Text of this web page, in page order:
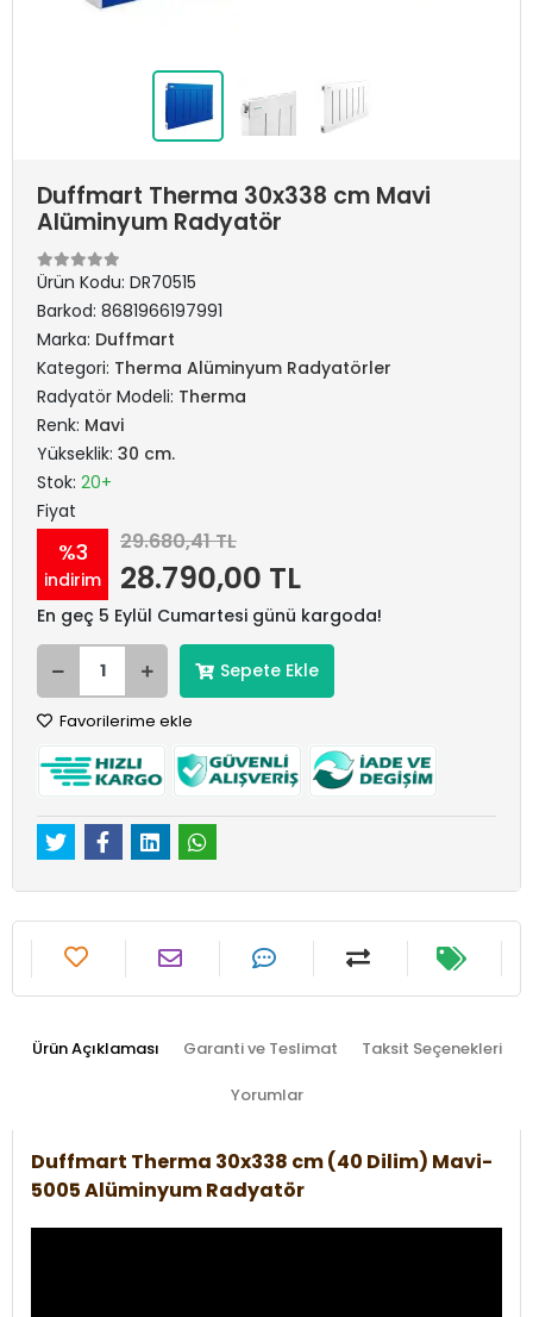
Duffmart Therma 30x338 cm Mavi
Alüminyum Radyatör
Ürün Kodu: DR70515
Barkod: 8681966197991
Marka: Duffmart
Kategori: Therma Alüminyum Radyatörler
Radyatör Modeli: Therma
Renk: Mavi
Yükseklik: 30 cm.
Stok: 20+
Fiyat
%3
indirim
29.680,41 TL
28.790,00 TL
En geç 5 Eylül Cumartesi günü kargoda!
Sepete Ekle
Favorilerime ekle
Ürün Açıklaması Garanti ve Teslimat Taksit Seçenekleri
Yorumlar
Duffmart Therma 30x338 cm (40 Dilim) Mavi-
5005 Alüminyum Radyatör